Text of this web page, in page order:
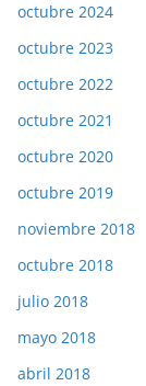
octubre 2024
octubre 2023
octubre 2022
octubre 2021
octubre 2020
octubre 2019
noviembre 2018
octubre 2018
julio 2018
mayo 2018
abril 2018